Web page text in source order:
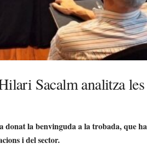
Sacalm analitza
la benvinguda a la trobada, que
i del sector.